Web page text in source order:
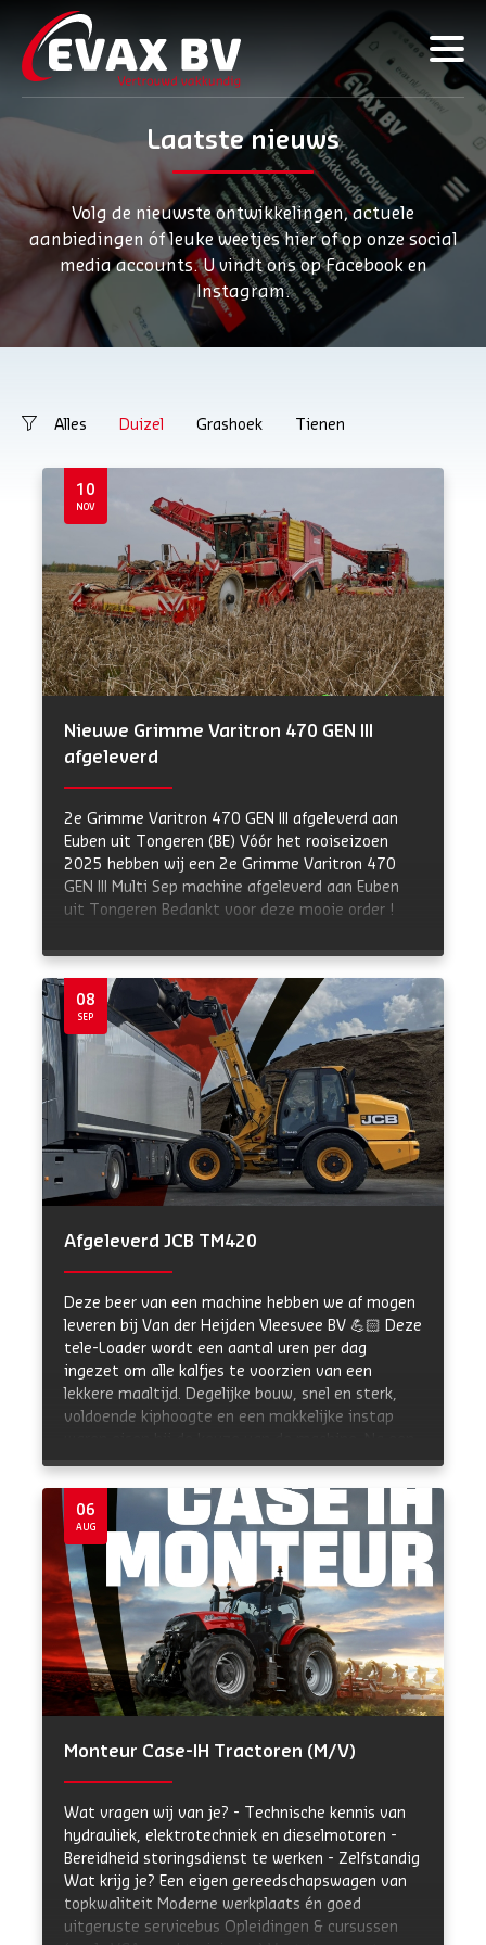
Laatste nieuws
Volg de nieuwste ontwikkelingen, actuele
aanbiedingen óf leuke weetjes hier of op onze social
media accounts. U vindt ons op Facebook en
Instagram.
Alles Duizel Grashoek Tienen
10
NOV
Nieuwe Grimme Varitron 470 GEN III
afgeleverd
2e Grimme Varitron 470 GEN III afgeleverd aan
Euben uit Tongeren (BE) Vóór het rooiseizoen
2025 hebben wij een 2e Grimme Varitron 470
GEN III Multi Sep machine afgeleverd aan Euben
uit Tongeren Bedankt voor deze mooie order !
08
SEP
Afgeleverd JCB TM420
Deze beer van een machine hebben we af mogen
leveren bij Van der Heijden Vleesvee BV 💪🏻 Deze
tele-Loader wordt een aantal uren per dag
ingezet om alle kalfjes te voorzien van een
lekkere maaltijd. Degelijke bouw, snel en sterk,
voldoende kiphoogte en een makkelijke instap
en mocht er een nieuwe geleverd worden.
Machine is bij ons in de werkplaats voorzien van
Michelin XHA industrie banden en klaargemaakt
naar klantwens. Bij deze Loader is een Matt
Nielen volumebak geleverd. Paul, Semek en Luuk
veel werkplezier toegewenst met deze nieuwe
aanwinst!
06
AUG
Monteur Case-IH Tractoren (M/V)
Wat vragen wij van je? - Technische kennis van
hydrauliek, elektrotechniek en dieselmotoren -
Bereidheid storingsdienst te werken - Zelfstandig
Wat krijg je? Een eigen gereedschapswagen van
topkwaliteit Moderne werkplaats én goed
uitgeruste servicebus Opleidingen & cursussen